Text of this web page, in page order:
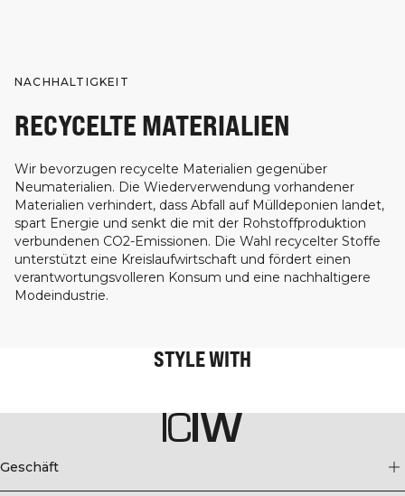
NACHHALTIGKEIT
RECYCELTE MATERIALIEN
Wir bevorzugen recycelte Materialien gegenüber
Neumaterialien. Die Wiederverwendung vorhandener
Materialien verhindert, dass Abfall auf Mülldeponien landet,
spart Energie und senkt die mit der Rohstoffproduktion
verbundenen CO2-Emissionen. Die Wahl recycelter Stoffe
unterstützt eine Kreislaufwirtschaft und fördert einen
verantwortungsvolleren Konsum und eine nachhaltigere
Modeindustrie.
STYLE WITH
Geschäft